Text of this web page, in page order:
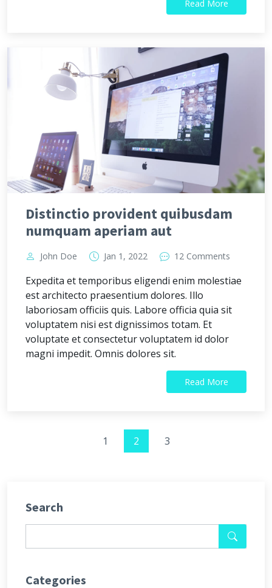
Read More
Distinctio provident quibusdam
numquam aperiam aut
John Doe Jan 1, 2022 12 Comments
Expedita et temporibus eligendi enim molestiae
est architecto praesentium dolores. Illo
laboriosam officiis quis. Labore officia quia sit
voluptatem nisi est dignissimos totam. Et
voluptate et consectetur voluptatem id dolor
magni impedit. Omnis dolores sit.
Read More
1 2 3
Search
Categories